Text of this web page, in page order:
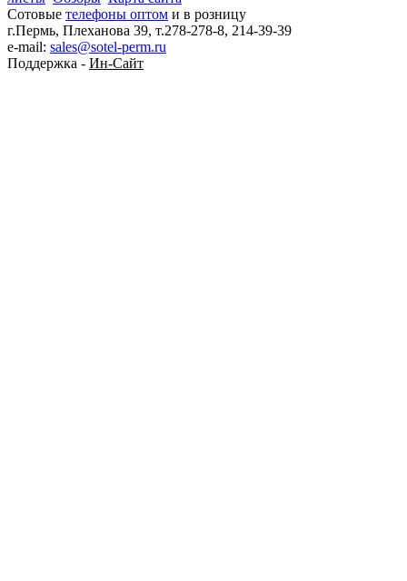
Сотовые телефоны оптом и в розницу
г.Пермь, Плеханова 39, т.278-278-8, 214-39-39
e-mail: sales@sotel-perm.ru
Поддержка - Ин-Сайт